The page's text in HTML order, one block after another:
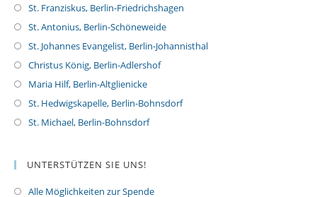
St. Franziskus, Berlin-Friedrichshagen
St. Antonius, Berlin-Schöneweide
St. Johannes Evangelist, Berlin-Johannisthal
Christus König, Berlin-Adlershof
Maria Hilf, Berlin-Altglienicke
St. Hedwigskapelle, Berlin-Bohnsdorf
St. Michael, Berlin-Bohnsdorf
UNTERSTÜTZEN SIE UNS!
Alle Möglichkeiten zur Spende